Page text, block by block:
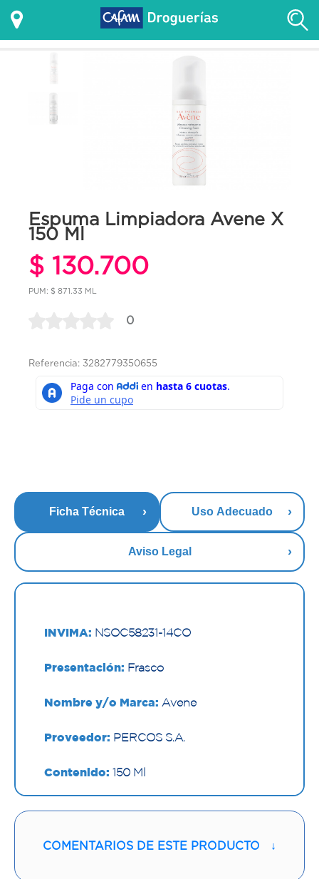
Espuma Limpiadora Avene X
150 Ml
$ 130.700
PUM: $ 871.33 ML
0
Referencia: 3282779350655
Ficha Técnica Uso Adecuado
Aviso Legal
INVIMA: NSOC58231-14CO
Presentación: Frasco
Nombre y/o Marca: Avene
Proveedor: PERCOS S.A.
Contenido: 150 Ml
Código:1294098
COMENTARIOS DE ESTE PRODUCTO ↓